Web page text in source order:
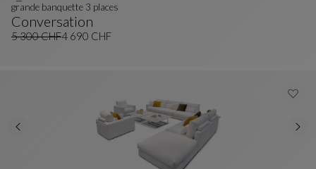
Conversation
Grande Banquette 3 Places
Voir La Description Complète
grande banquette 3 places
5 300 CHF4 690 CHF